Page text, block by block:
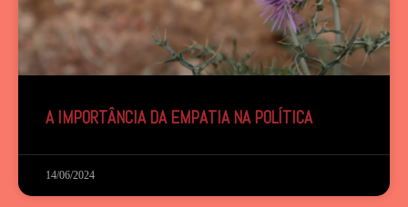
A IMPORTÂNCIA DA EMPATIA NA POLÍTICA
14/06/2024